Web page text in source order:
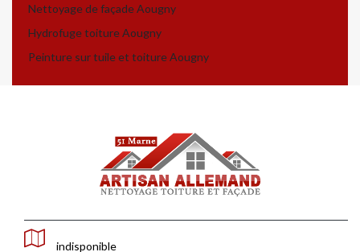
Nettoyage de façade Aougny
Hydrofuge toiture Aougny
Peinture sur tuile et toiture Aougny
indisponible